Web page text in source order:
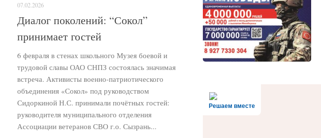
07.02.2026
Диалог поколений: “Сокол”
принимает гостей
6 февраля в стенах школьного Музея боевой и
трудовой славы ОАО СНПЗ состоялась значимая
встреча. Активисты военно-патриотического
объединения «Сокол» под руководством
Сидоркиной Н.С. принимали почётных гостей:
руководителя муниципального отделения
Ассоциации ветеранов СВО г.о. Сызрань...
Решаем вместе